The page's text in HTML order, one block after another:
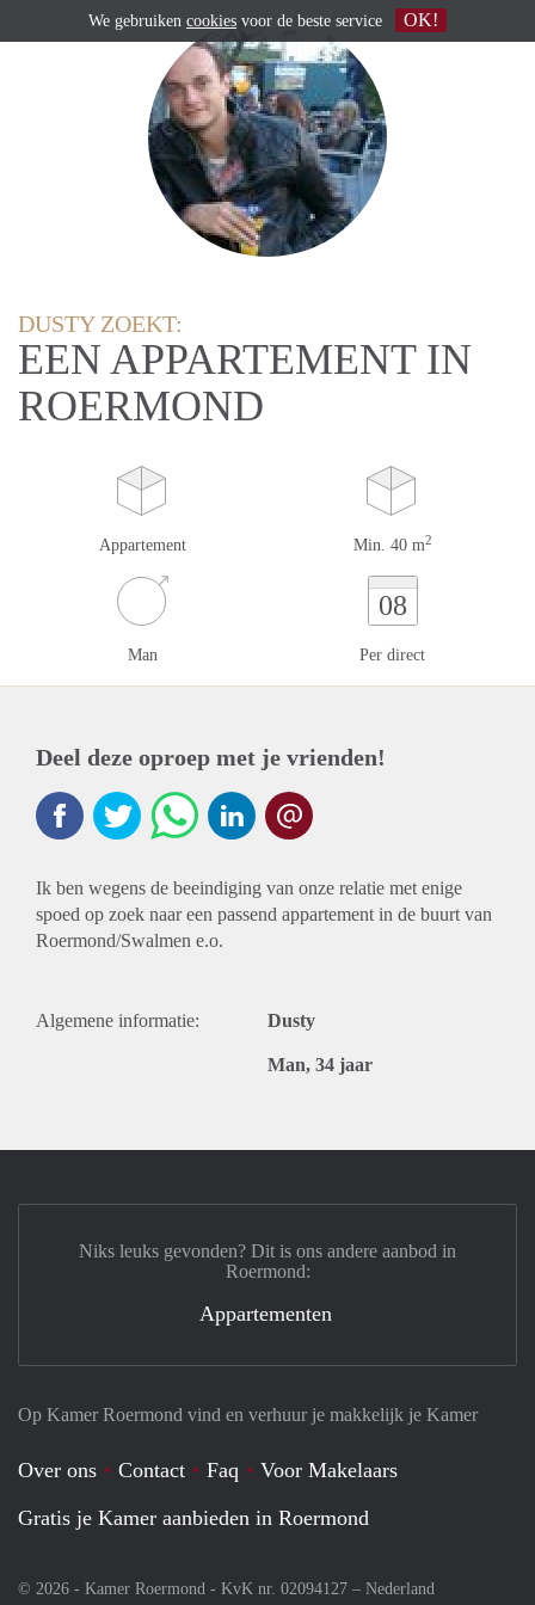
DUSTY ZOEKT:
EEN APPARTEMENT IN
ROERMOND
Appartement Min. 40 m2
Man
08
Per direct
Deel deze oproep met je vrienden!
Ik ben wegens de beeindiging van onze relatie met enige
spoed op zoek naar een passend appartement in de buurt van
Roermond/Swalmen e.o.
Algemene informatie: Dusty
Man, 34 jaar
Op Kamer Roermond vind en verhuur je makkelijk je Kamer
Over ons Contact Faq
Voor Makelaars
Gratis je Kamer aanbieden in Roermond
© 2026 - Kamer Roermond - KvK nr. 02094127 – Nederland
Niks leuks gevonden? Dit is ons andere aanbod in
Roermond:
Appartementen
We gebruiken cookies voor de beste service OK!